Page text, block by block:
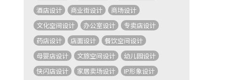
酒店设计
商业街设计
商场设计
文化空间设计
办公室设计
专卖店设计
药店设计
店面设计
餐饮空间设计
母婴店设计
文旅空间设计
幼儿园设计
快闪店设计
家居卖场设计
IP形象设计